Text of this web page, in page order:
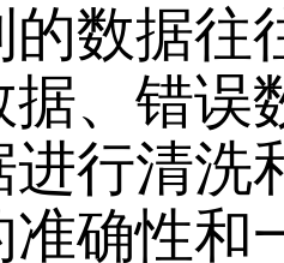
的数据往
据、错误
进行清洗
准确性和